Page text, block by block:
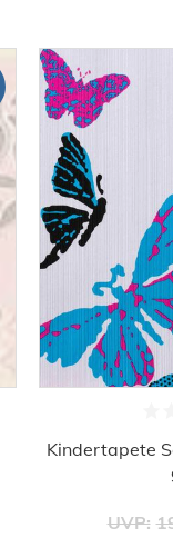
Kindertapete
UVP: